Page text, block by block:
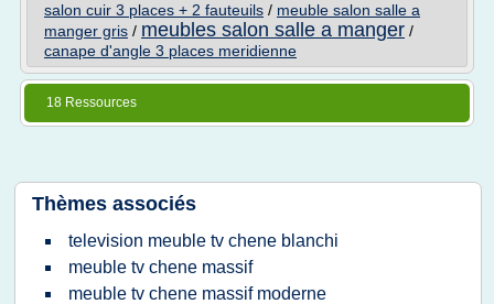
salon cuir 3 places + 2 fauteuils / meuble salon salle a
manger gris / meubles salon salle a manger /
canape d'angle 3 places meridienne
18 Ressources
Thèmes associés
television meuble tv chene blanchi
meuble tv chene massif
meuble tv chene massif moderne